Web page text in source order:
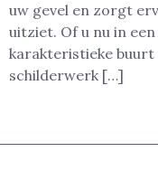
uw gevel en zorgt
uitziet. Of u nu in
karakteristieke
schilderwerk […]